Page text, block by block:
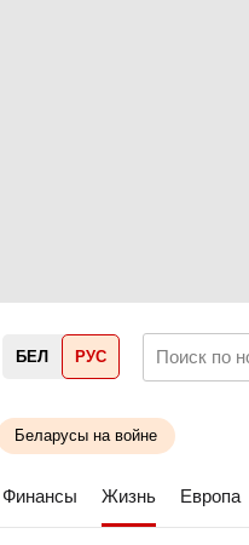
БЕЛ РУС
Беларусы на войне
Финансы Жизнь Европа